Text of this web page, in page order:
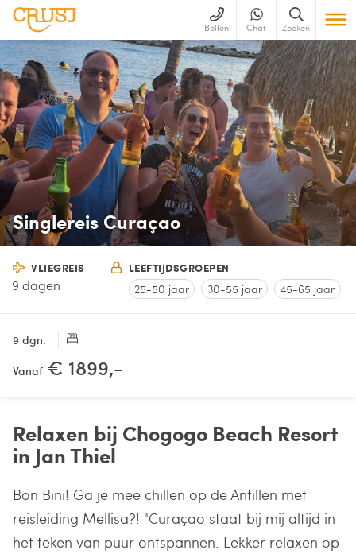
Bellen Chat Zoeken
Singlereis Curaçao
VLIEGREIS
9 dagen
LEEFTIJDSGROEPEN
25-50 jaar 30-55 jaar 45-65 jaar
9 dgn.
Vanaf € 1899,-
Relaxen bij Chogogo Beach Resort
in Jan Thiel
Bon Bini! Ga je mee chillen op de Antillen met
reisleiding Mellisa?! "Curaçao staat bij mij altijd in
het teken van puur ontspannen. Lekker relaxen op